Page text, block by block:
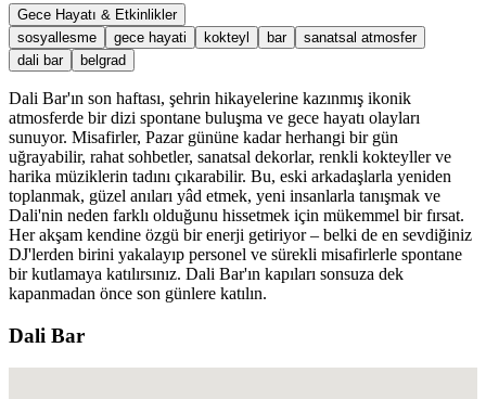
Gece Hayatı & Etkinlikler
sosyallesme
gece hayati kokteyl bar
sanatsal atmosfer
dali bar
belgrad
Dali Bar'ın son haftası, şehrin hikayelerine kazınmış ikonik
atmosferde bir dizi spontane buluşma ve gece hayatı olayları
sunuyor. Misafirler, Pazar gününe kadar herhangi bir gün
uğrayabilir, rahat sohbetler, sanatsal dekorlar, renkli kokteyller ve
harika müziklerin tadını çıkarabilir. Bu, eski arkadaşlarla yeniden
toplanmak, güzel anıları yâd etmek, yeni insanlarla tanışmak ve
Dali'nin neden farklı olduğunu hissetmek için mükemmel bir fırsat.
Her akşam kendine özgü bir enerji getiriyor – belki de en sevdiğiniz
DJ'lerden birini yakalayıp personel ve sürekli misafirlerle spontane
bir kutlamaya katılırsınız. Dali Bar'ın kapıları sonsuza dek
kapanmadan önce son günlere katılın.
Dali Bar